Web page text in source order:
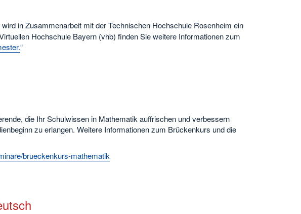
wird in Zusammenarbeit mit der Technischen Hochschule Rosenheim ein
Hochschule Bayern (vhb) finden Sie weitere Informationen zum
“
die Ihr Schulwissen in Mathematik auffrischen und verbessern
zu erlangen. Weitere Informationen zum Brückenkurs und die
brueckenkurs-mathematik